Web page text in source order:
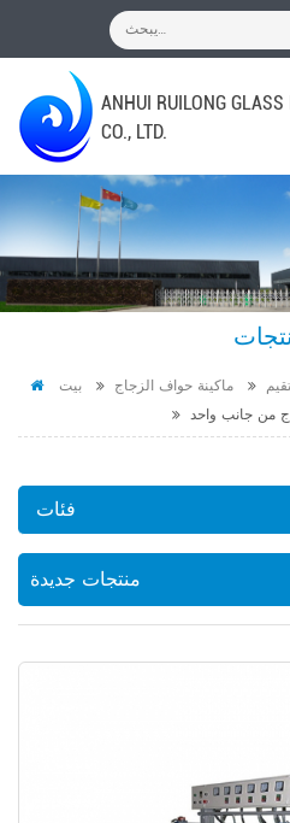
ANHUI RUILONG
CO., LTD.
بيت ماكينة حواف الزجاج
من جانب واحد
فئات
منتجات جديدة